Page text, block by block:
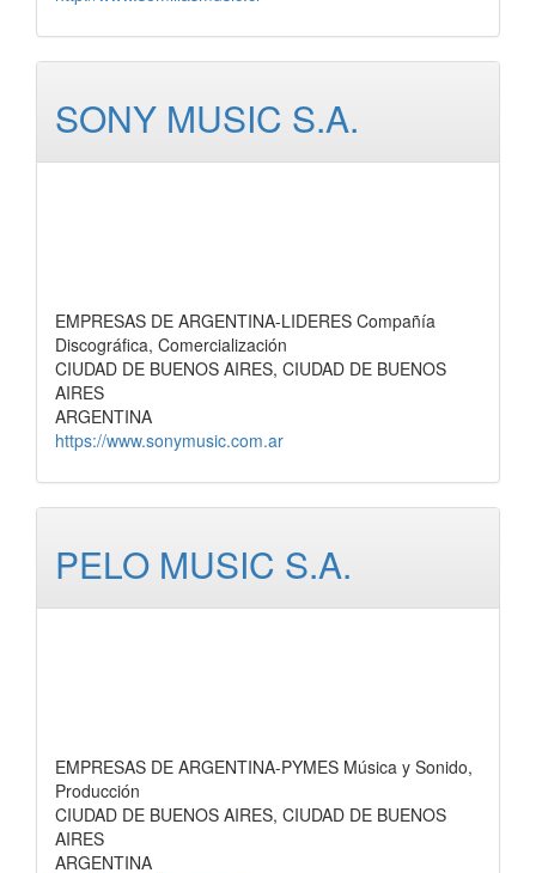
SONY MUSIC S.A.
EMPRESAS DE ARGENTINA-LIDERES Compañía
Discográfica, Comercialización
CIUDAD DE BUENOS AIRES, CIUDAD DE BUENOS
AIRES
ARGENTINA
https://www.sonymusic.com.ar
PELO MUSIC S.A.
EMPRESAS DE ARGENTINA-PYMES Música y Sonido,
Producción
CIUDAD DE BUENOS AIRES, CIUDAD DE BUENOS
AIRES
ARGENTINA